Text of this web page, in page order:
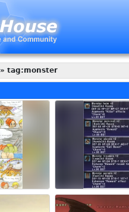
» tag:monster